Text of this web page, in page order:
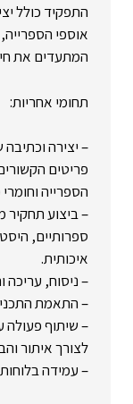
התפקיד כולל
אוספי
המתעדים את
תחומי אחריות:
– יצירה
פריטים
הספרייה
– ביצוע תחקיר
ספרותיים,
איכותית.
– ניסוח, עריכה
– התאמת
– שיתוף פעולה
לצורך איתור
– עמידה